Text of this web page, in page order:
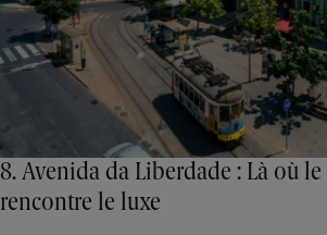
8. Avenida da Liberdade : Là où le
rencontre le luxe